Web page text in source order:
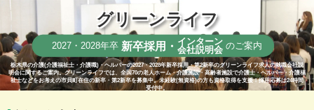
グリーンライフ
2027・2028年卒 新卒採用・ インターン
会社説明会 のご案内
栃木県の介護(介護福祉士・介護職)・ヘルパーの2027・2028年新卒採用・第2新卒のグリーンライフ求人の就職会社説
明会に関するご案内。グリーンライフでは、全国70の老人ホーム・介護施設・高齢者施設で介護士・ヘルパー・介護福
祉士などをお考えの市貝町在住の新卒・第2新卒を募集中。未経験(無資格)の方も資格取得を支援！採用応募は24時間
受付中。